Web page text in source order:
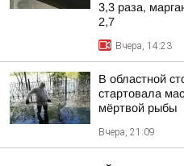
3,3 раза,
2,7
Вчера, 14:23
В областной
стартовала
мёртвой рыбы
Вчера, 21:09